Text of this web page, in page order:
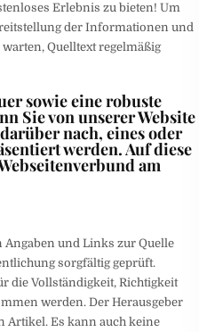
Erlebnis zu bieten! Um
der Informationen und
Quelltext regelmäßig
sowie eine robuste
Sie von unserer Website
nach, eines oder
werden. Auf diese
am
und Links zur Quelle
sorgfältig geprüft.
die Vollständigkeit, Richtigkeit
werden. Der Herausgeber
Artikel. Es kann auch keine